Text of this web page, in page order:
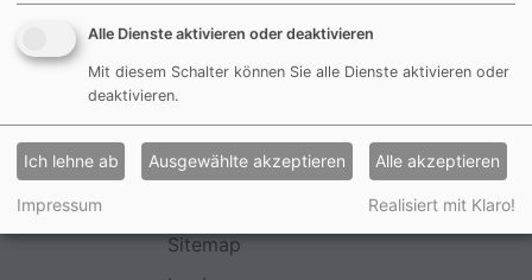
2011
Impressum
Datenschutzerklärung
Sitemap
Alle Dienste aktivieren oder deaktivieren
Mit diesem Schalter können Sie alle Dienste aktivieren oder
deaktivieren.
Ich lehne ab Ausgewählte akzeptieren Alle akzeptieren
Impressum Realisiert mit Klaro!